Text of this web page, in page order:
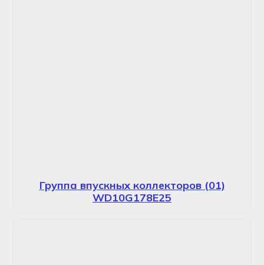
Группа впускных коллекторов (01)
WD10G178E25